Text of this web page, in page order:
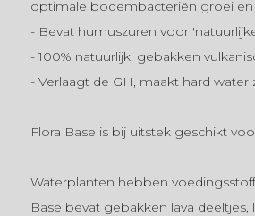
optimale bodembacteriën groei en
- Bevat humuszuren voor
- 100% natuurlijk, gebakken
- Verlaagt de GH, maakt hard
Flora Base is bij uitstek geschikt
Waterplanten hebben
Base bevat gebakken lava